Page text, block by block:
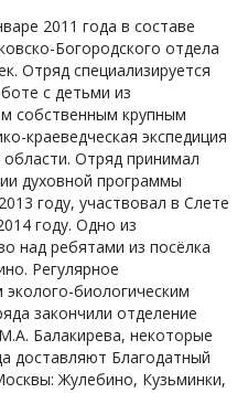
2011 года в составе
Богородского отдела
Отряд специализируется
с детьми из
собственным крупным
краеведческая экспедиция
области. Отряд принимал
духовной программы
году, участвовал в Слете
году. Одно из
над ребятами из посёлка
Регулярное
биологическим
закончили отделение
Балакирева, некоторые
доставляют Благодатный
Жулебино, Кузьминки,